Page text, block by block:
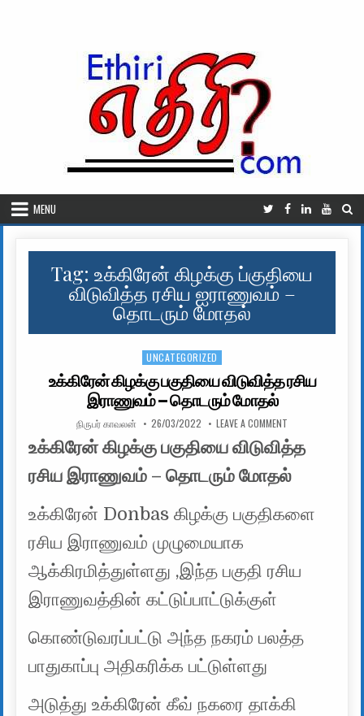
MENU
Tag: உக்கிரேன் கிழக்கு ப்குதியை
விடுவித்த ரசிய ஐராணுவம் –
தொடரும் மோதல்
Posted in
UNCATEGORIZED
உக்கிரேன் கிழக்கு பகுதியை விடுவித்த ரசிய
இராணுவம் – தொடரும் மோதல்
AUTHOR:
நிருபர் காவலன் PUBLISHED DATE:
26/03/2022 LEAVE A COMMENT
உக்கிரேன் கிழக்கு பகுதியை விடுவித்த
ரசிய இராணுவம் – தொடரும் மோதல்
உக்கிரேன் Donbas கிழக்கு பகுதிகளை
ரசிய இராணுவம் முழுமையாக
ஆக்கிரமித்துள்ளது ,இந்த பகுதி ரசிய
இராணுவத்தின் கட்டுப்பாட்டுக்குள்
கொண்டுவரப்பட்டு அந்த நகரம் பலத்த
பாதுகாப்பு அதிகரிக்க பட்டுள்ளது
அடுத்து உக்கிரேன் கீவ் நகரை தாக்கி